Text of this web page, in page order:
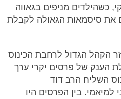
כשהילדים מניפים בגאווה
את סיסמאות הגאולה לקבלת
הקהל הגדול לרחבת הכינוס
הענק של פרסים יקרי ערך
השליח הרב דוד
למיאמי. בין הפרסים היו